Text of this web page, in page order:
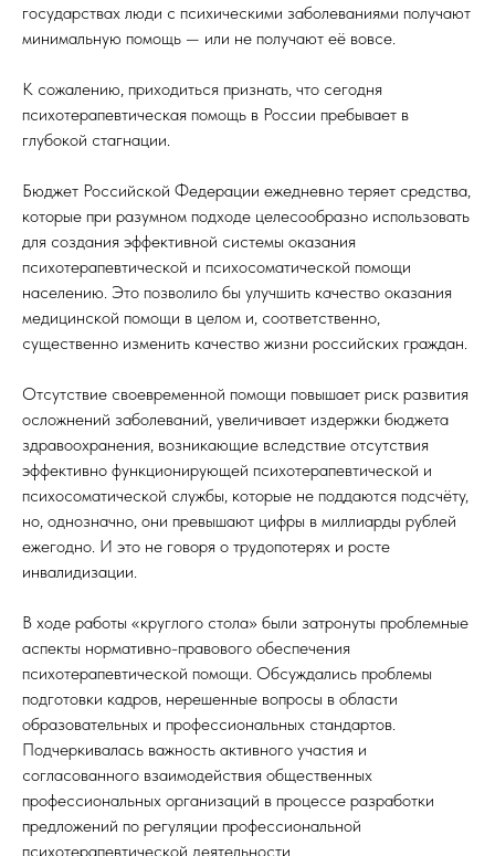
государствах люди с психическими заболеваниями получают
минимальную помощь — или не получают её вовсе.
К сожалению, приходиться признать, что сегодня
психотерапевтическая помощь в России пребывает в
глубокой стагнации.
Бюджет Российской Федерации ежедневно теряет средства,
которые при разумном подходе целесообразно использовать
для создания эффективной системы оказания
психотерапевтической и психосоматической помощи
населению. Это позволило бы улучшить качество оказания
медицинской помощи в целом и, соответственно,
существенно изменить качество жизни российских граждан.
Отсутствие своевременной помощи повышает риск развития
осложнений заболеваний, увеличивает издержки бюджета
здравоохранения, возникающие вследствие отсутствия
эффективно функционирующей психотерапевтической и
психосоматической службы, которые не поддаются подсчёту,
но, однозначно, они превышают цифры в миллиарды рублей
ежегодно. И это не говоря о трудопотерях и росте
инвалидизации.
В ходе работы «круглого стола» были затронуты проблемные
аспекты нормативно-правового обеспечения
психотерапевтической помощи. Обсуждались проблемы
подготовки кадров, нерешенные вопросы в области
образовательных и профессиональных стандартов.
Подчеркивалась важность активного участия и
согласованного взаимодействия общественных
профессиональных организаций в процессе разработки
предложений по регуляции профессиональной
психотерапевтической деятельности.